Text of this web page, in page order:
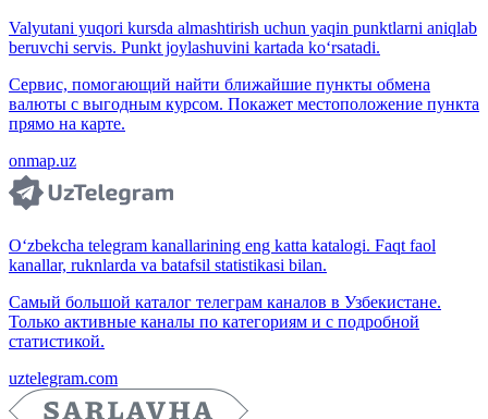
Valyutani yuqori kursda almashtirish uchun yaqin punktlarni aniqlab
beruvchi servis. Punkt joylashuvini kartada ko‘rsatadi.
Сервис, помогающий найти ближайшие пункты обмена
валюты с выгодным курсом. Покажет местоположение пункта
прямо на карте.
onmap.uz
O‘zbekcha telegram kanallarining eng katta katalogi. Faqt faol
kanallar, ruknlarda va batafsil statistikasi bilan.
Самый большой каталог телеграм каналов в Узбекистане.
Только активные каналы по категориям и с подробной
статистикой.
uztelegram.com